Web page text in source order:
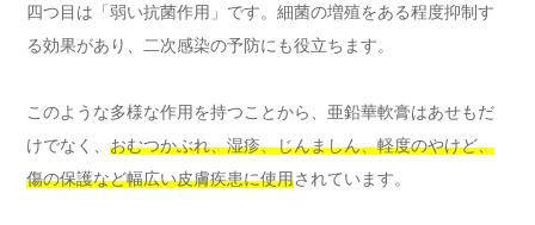
四つ目は「弱い抗菌作用」です。細菌の増殖をある程度抑制す
る効果があり、二次感染の予防にも役立ちます。
このような多様な作用を持つことから、亜鉛華軟膏はあせもだ
けでなく、 おむつかぶれ、湿疹、じんましん、軽度のやけど、
傷の保護など幅広い皮膚疾患に使用されています。